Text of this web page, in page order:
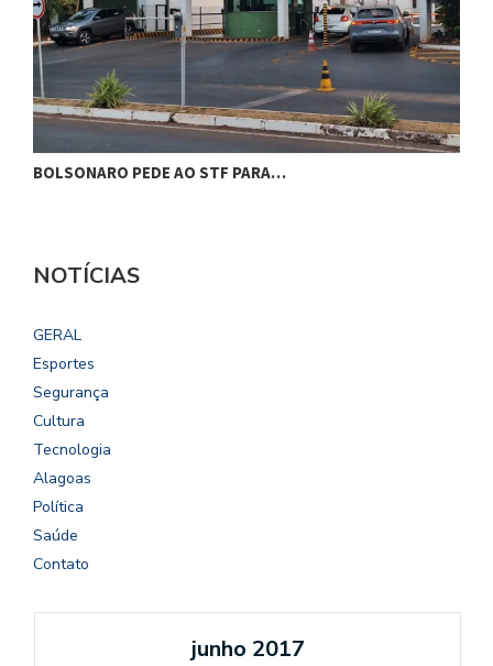
BOLSONARO PEDE AO STF PARA…
NOTÍCIAS
GERAL
Esportes
Segurança
Cultura
Tecnologia
Alagoas
Política
Saúde
Contato
junho 2017